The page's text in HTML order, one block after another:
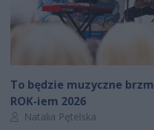
To będzie muzyczne
ROK-iem 2026
Autor artykułu:
Natalia Pętelska